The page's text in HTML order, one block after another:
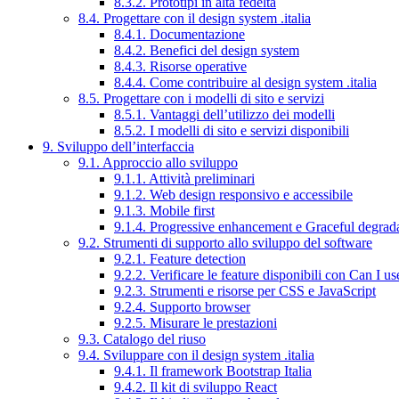
8.4. Progettare con il design system .italia
8.4.1. Documentazione
8.4.2. Benefici del design system
8.4.3. Risorse operative
8.4.4. Come contribuire al design system .italia
8.5. Progettare con i modelli di sito e servizi
8.5.1. Vantaggi dell’utilizzo dei modelli
8.5.2. I modelli di sito e servizi disponibili
9. Sviluppo dell’interfaccia
9.1. Approccio allo sviluppo
9.1.1. Attività preliminari
9.1.2. Web design responsivo e accessibile
9.1.3. Mobile first
9.1.4. Progressive enhancement e Graceful
9.2. Strumenti di supporto allo sviluppo del software
9.2.1. Feature detection
9.2.2. Verificare le feature disponibili con Can I
9.2.3. Strumenti e risorse per CSS e JavaScript
9.2.4. Supporto browser
9.2.5. Misurare le prestazioni
9.3. Catalogo del riuso
9.4. Sviluppare con il design system .italia
9.4.1. Il framework Bootstrap Italia
9.4.2. Il kit di sviluppo React